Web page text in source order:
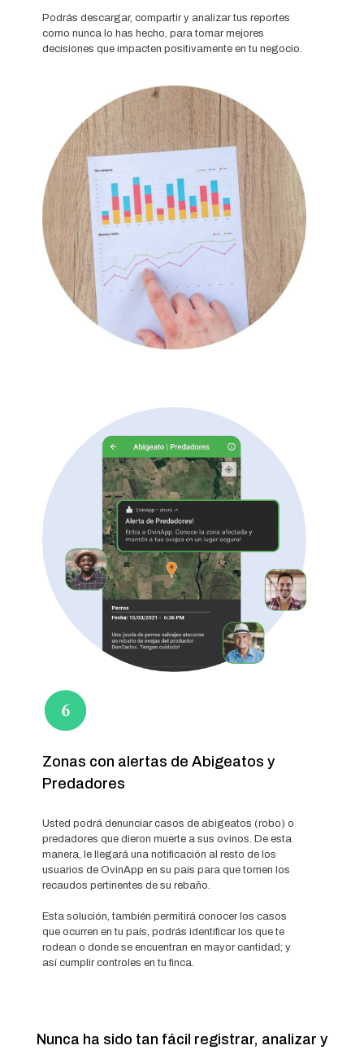
Podrás descargar, compartir y analizar tus reportes
como nunca lo has hecho, para tomar mejores
decisiones que impacten positivamente en tu negocio.
Zonas con alertas de Abigeatos y
Predadores
Usted podrá denunciar casos de abigeatos (robo) o
predadores que dieron muerte a sus ovinos. De esta
manera, le llegará una notificación al resto de los
usuarios de OvinApp en su país para que tomen los
recaudos pertinentes de su rebaño.
Esta solución, también permitirá conocer los casos
que ocurren en tu país, podrás identificar los que te
rodean o donde se encuentran en mayor cantidad; y
así cumplir controles en tu finca.
Nunca ha sido tan fácil registrar, analizar y